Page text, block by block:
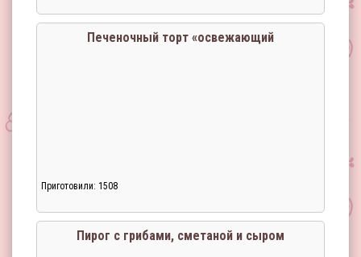
Печеночный торт «освежающий
Приготовили: 1508
Пирог с грибами, сметаной и сыром